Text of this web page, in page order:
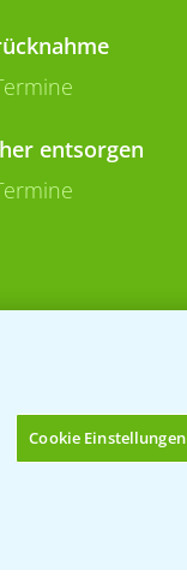
entsorgen
Cookie Einstellungen